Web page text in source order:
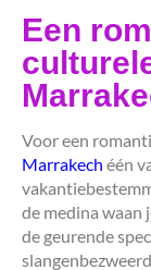
Een
Voor een
Marrakech één
de medina waan
de geurende